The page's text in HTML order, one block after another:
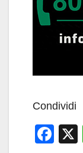
Condividi
F